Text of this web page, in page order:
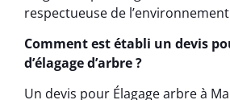
respectueuse de
Comment est établi un devis
d’élagage d’arbre ?
Un devis pour Élagage arbre à